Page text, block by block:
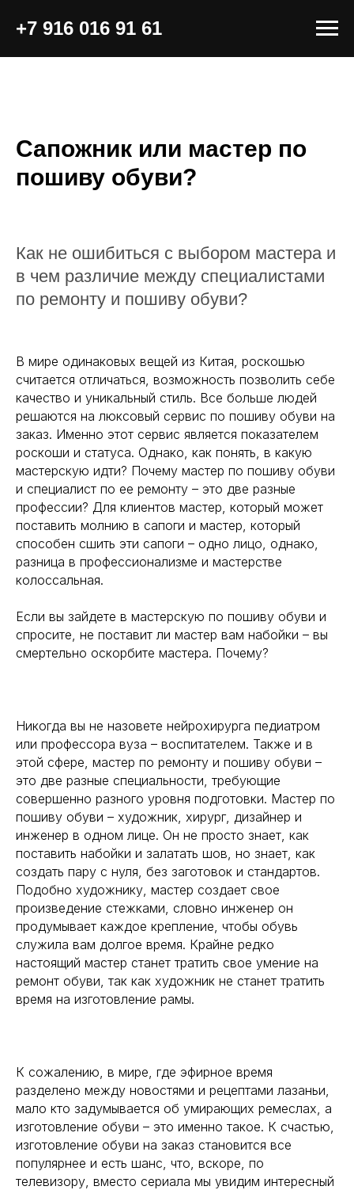
+7 916 016 91 61
Сапожник или мастер по
пошиву обуви?
Как не ошибиться с выбором мастера и
в чем различие между специалистами
по ремонту и пошиву обуви?
В мире одинаковых вещей из Китая, роскошью
считается отличаться, возможность позволить себе
качество и уникальный стиль. Все больше людей
решаются на люксовый сервис по пошиву обуви на
заказ. Именно этот сервис является показателем
роскоши и статуса. Однако, как понять, в какую
мастерскую идти? Почему мастер по пошиву обуви
и специалист по ее ремонту – это две разные
профессии? Для клиентов мастер, который может
поставить молнию в сапоги и мастер, который
способен сшить эти сапоги – одно лицо, однако,
разница в профессионализме и мастерстве
колоссальная.
Если вы зайдете в мастерскую по пошиву обуви и
спросите, не поставит ли мастер вам набойки – вы
смертельно оскорбите мастера. Почему?
Никогда вы не назовете нейрохирурга педиатром
или профессора вуза – воспитателем. Также и в
этой сфере, мастер по ремонту и пошиву обуви –
это две разные специальности, требующие
совершенно разного уровня подготовки. Мастер по
пошиву обуви – художник, хирург, дизайнер и
инженер в одном лице. Он не просто знает, как
поставить набойки и залатать шов, но знает, как
создать пару с нуля, без заготовок и стандартов.
Подобно художнику, мастер создает свое
произведение стежками, словно инженер он
продумывает каждое крепление, чтобы обувь
служила вам долгое время. Крайне редко
настоящий мастер станет тратить свое умение на
ремонт обуви, так как художник не станет тратить
время на изготовление рамы.
К сожалению, в мире, где эфирное время
разделено между новостями и рецептами лазаньи,
мало кто задумывается об умирающих ремеслах, а
изготовление обуви – это именно такое. К счастью,
изготовление обуви на заказ становится все
популярнее и есть шанс, что, вскоре, по
телевизору, вместо сериала мы увидим интересный